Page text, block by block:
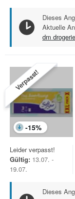
Dieses
Aktuelle
dm
Verpasst!
-15%
Leider verpasst!
Gültig: 13.07. -
19.07.
Dieses